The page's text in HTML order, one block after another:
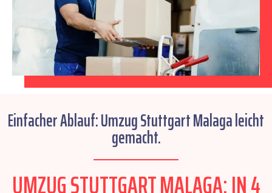
Einfacher Ablauf: Umzug Stuttgart Malaga leicht
gemacht.